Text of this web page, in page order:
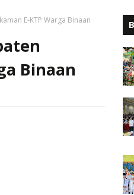
E-KTP Warga Binaan
Binaan